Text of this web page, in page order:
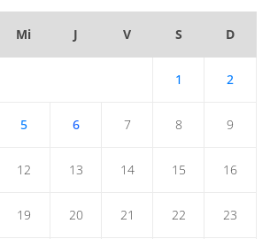
Mi J V S D
1 2
5 6 7 8 9
12 13 14 15 16
19 20 21 22 23